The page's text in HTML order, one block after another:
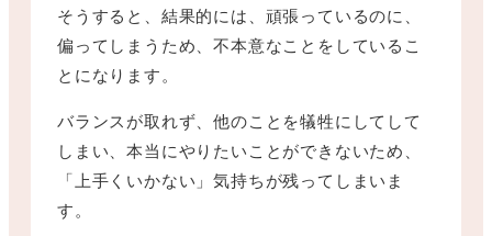
そうすると、結果的には、頑張っているのに、
偏ってしまうため、不本意なことをしているこ
とになります。
バランスが取れず、他のことを犠牲にしてして
しまい、本当にやりたいことができないため、
「上手くいかない」気持ちが残ってしまいま
す。